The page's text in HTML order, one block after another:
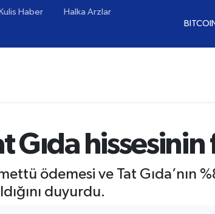
Haber Halka Arzlar
Gıda
ödemesi ve Tat Gıda’nın
duyurdu.